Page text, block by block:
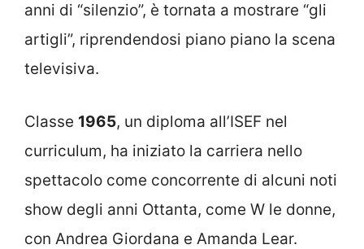
anni di “silenzio”, è tornata a mostrare “gli
artigli”, riprendendosi piano piano la scena
televisiva.
Classe 1965, un diploma all’ISEF nel
curriculum, ha iniziato la carriera nello
spettacolo come concorrente di alcuni noti
show degli anni Ottanta, come W le donne,
con Andrea Giordana e Amanda Lear.